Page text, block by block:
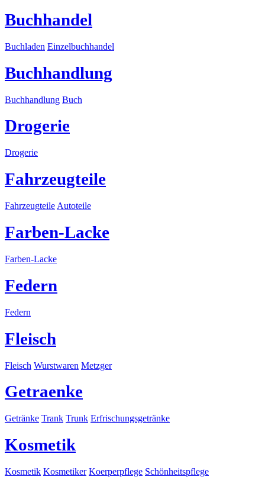
Buchhandel
Buchladen Einzelbuchhandel
Buchhandlung
Buchhandlung Buch
Drogerie
Drogerie
Fahrzeugteile
Fahrzeugteile Autoteile
Farben-Lacke
Farben-Lacke
Federn
Federn
Fleisch
Fleisch Wurstwaren Metzger
Getraenke
Getränke Trank Trunk Erfrischungsgetränke
Kosmetik
Kosmetik Kosmetiker Koerperpflege Schönheitspflege